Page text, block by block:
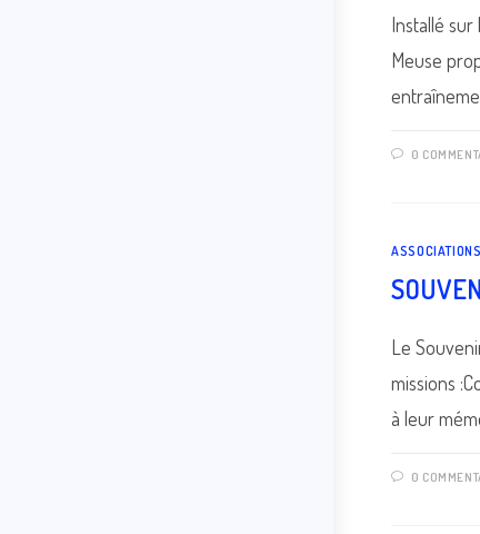
Installé
Meuse
0
ASSOCIATIONS
Le
missions
à leur
0